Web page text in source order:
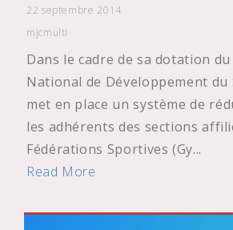
22 septembre 2014
mjcmulti
Dans le cadre de sa dotation du
National de Développement du
met en place un système de
les adhérents des sections
Fédérations Sportives (Gy...
Read More